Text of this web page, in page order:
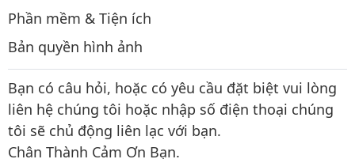
Phần mềm & Tiện ích
Bản quyền hình ảnh
Bạn có câu hỏi, hoặc có yêu cầu đặt biệt vui lòng
liên hệ chúng tôi hoặc nhập số điện thoại chúng
tôi sẽ chủ động liên lạc với bạn.
Chân Thành Cảm Ơn Bạn.